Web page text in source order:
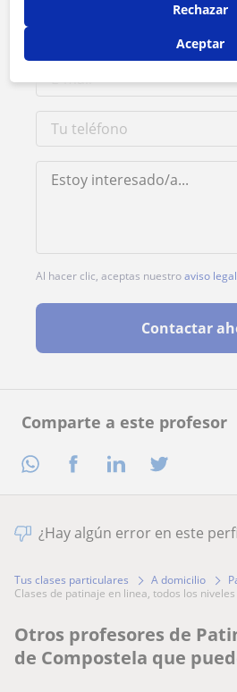
Comparte a este profesor
Al hacer clic, aceptas nuestroaviso legal
Contactar
¿Hay algún error en este
Tus clases particulares A domicilio
clases de patinaje en linea, todos los niveles
Otros profesores de
de Compostela que
Rechazar
Aceptar